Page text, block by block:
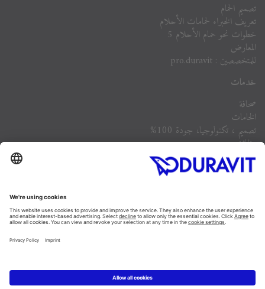
تصميم الحمام
تعريف الخبراء لحمامات الأحلام
خطوات نحو حمام الأحلام 5
المعارض
للمتخصصين : pro.duravit
خدمات
صحافة
الخامات
تصميم ، تكنولوجيا، جودة 100%
وظائف
الشركة
أسئلة مكررة
Facebook
Instagram